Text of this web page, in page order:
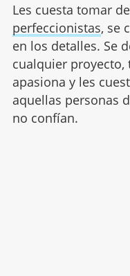
Les cuesta tomar
perfeccionistas, se
en los detalles. Se
cualquier proyecto,
apasiona y les
aquellas personas
no confían.